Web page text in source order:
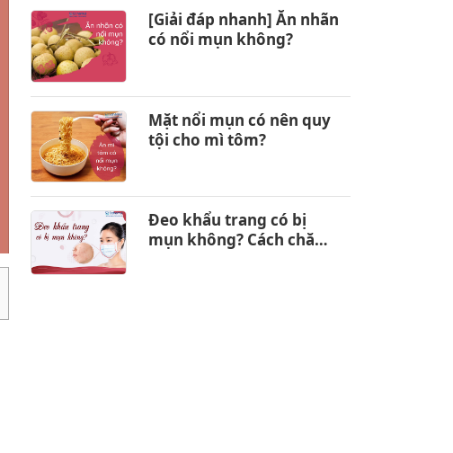
[Giải đáp nhanh] Ăn nhãn
có nổi mụn không?
Mặt nổi mụn có nên quy
tội cho mì tôm?
Đeo khẩu trang có bị
mụn không? Cách chăm